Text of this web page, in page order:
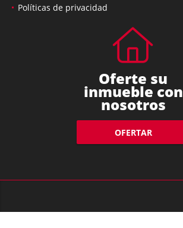
Políticas de privacidad
Oferte su
inmueble con
nosotros
OFERTAR